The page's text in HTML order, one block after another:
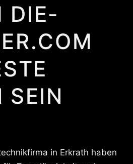
DIE-
SEIN
in Erkrath haben